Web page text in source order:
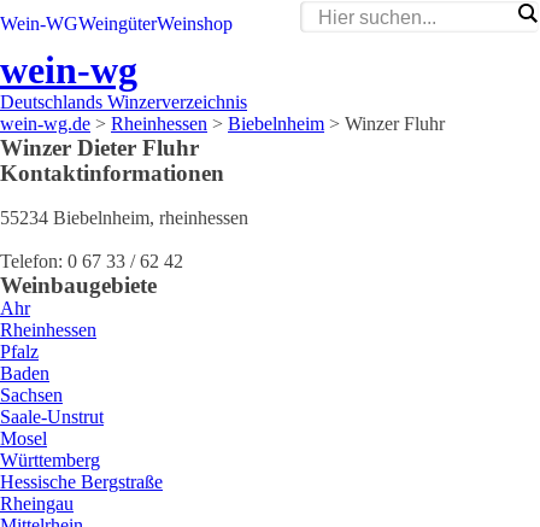
Wein-WGWeingüterWeinshop
wein-wg
Deutschlands Winzerverzeichnis
wein-wg.de > Rheinhessen > Biebelnheim > Winzer Fluhr
Winzer Dieter Fluhr
Kontaktinformationen
55234 Biebelnheim, rheinhessen
Telefon: 0 67 33 / 62 42
Weinbaugebiete
Ahr
Rheinhessen
Pfalz
Baden
Sachsen
Saale-Unstrut
Mosel
Württemberg
Hessische Bergstraße
Rheingau